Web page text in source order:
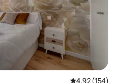
Calificación
4,92 (154)